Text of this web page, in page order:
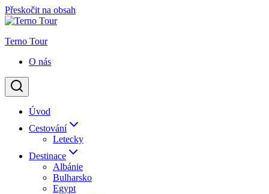
Přeskočit na obsah
Terno Tour
O nás
Úvod
Cestování
Letecky
Destinace
Albánie
Bulharsko
Egypt